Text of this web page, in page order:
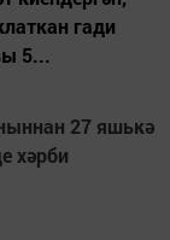
гади
5...
27 яшькә
хәрби